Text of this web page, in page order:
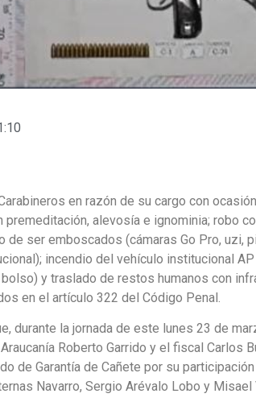
en razón de su cargo con
premeditación, alevosía e ignominia; robo
de ser emboscados (cámaras Go Pro, uzi,
incendio del vehículo institucional
bolso) y traslado de restos humanos con
en el artículo 322 del Código Penal.
durante la jornada de este lunes 23 de
Roberto Garrido y el fiscal Carlos
de Garantía de Cañete por su
Navarro, Sergio Arévalo Lobo y